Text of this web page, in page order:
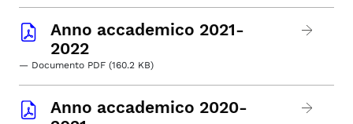
Anno accademico 2021-
2022
— Documento PDF (160.2 KB)
Anno accademico 2020-